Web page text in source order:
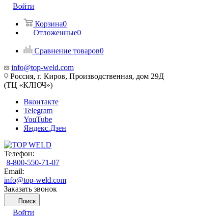
Войти
Корзина0
Отложенные0
Сравнение товаров0
info@top-weld.com
Россия, г. Киров, Производственная, дом 29Д
(ТЦ «КЛЮЧ»)
Вконтакте
Telegram
YouTube
Яндекс.Дзен
Телефон:
8-800-550-71-07
Email:
info@top-weld.com
Заказать звонок
Поиск
Войти